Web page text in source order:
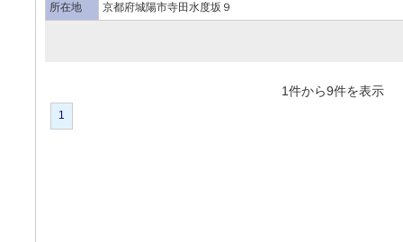
所在地 京都府城陽市寺田水度坂９
1件から9件を表
1